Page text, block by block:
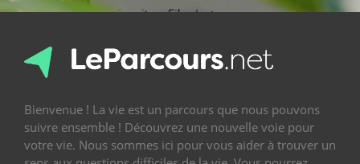
Bienvenue ! La vie est un parcours que nous pouvons
suivre ensemble ! Découvrez une nouvelle voie pour
votre vie. Nous sommes ici pour vous aider à trouver un